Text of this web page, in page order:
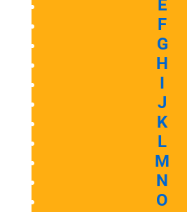
E
F
G
H
I
J
K
L
M
N
O